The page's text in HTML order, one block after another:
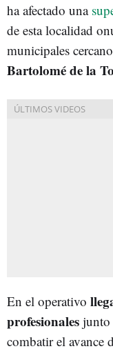
ha afectado una
de esta localidad
municipales
Bartolomé de la
En el operativo
profesionales junto
combatir el avance